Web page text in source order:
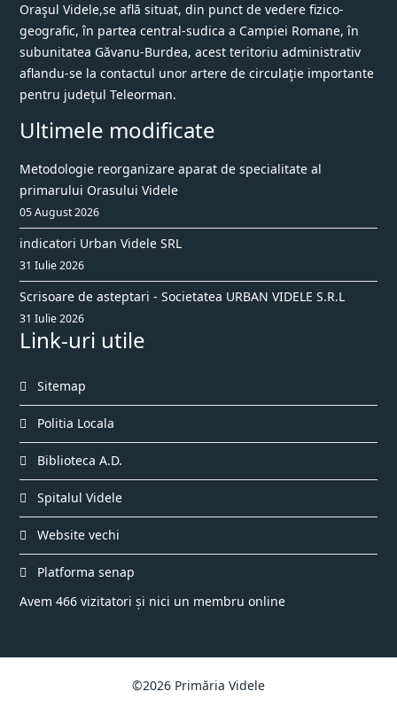
Oraşul Videle,se află situat, din punct de vedere fizico-
geografic, în partea central-sudica a Campiei Romane, în
subunitatea Găvanu-Burdea, acest teritoriu administrativ
aflandu-se la contactul unor artere de circulaţie importante
pentru judeţul Teleorman.
Ultimele modificate
Metodologie reorganizare aparat de specialitate al
primarului Orasului Videle
05 August 2026
indicatori Urban Videle SRL
31 Iulie 2026
Scrisoare de asteptari - Societatea URBAN VIDELE S.R.L
31 Iulie 2026
Link-uri utile
Sitemap
Politia Locala
Biblioteca A.D.
Spitalul Videle
Website vechi
Platforma senap
Avem 466 vizitatori și nici un membru online
©2026 Primăria Videle